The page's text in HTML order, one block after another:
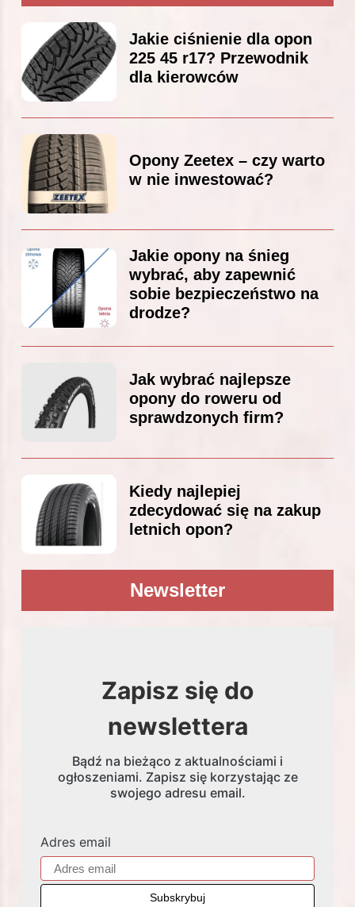
Jakie ciśnienie dla opon
225 45 r17? Przewodnik
dla kierowców
Opony Zeetex – czy warto
w nie inwestować?
Jakie opony na śnieg
wybrać, aby zapewnić
sobie bezpieczeństwo na
drodze?
Jak wybrać najlepsze
opony do roweru od
sprawdzonych firm?
Kiedy najlepiej
zdecydować się na zakup
letnich opon?
Newsletter
Zapisz się do
newslettera
Bądź na bieżąco z aktualnościami i
ogłoszeniami. Zapisz się korzystając ze
swojego adresu email.
Adres email